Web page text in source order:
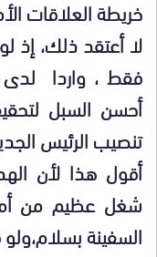
خريطة العلاقات
لا أعتقد ذلك، إذ
فقط ، واردا لدى
أحسن السبل
تنصيب الرئيس
أقول هذا لأن
شغل عظيم من
السفينة